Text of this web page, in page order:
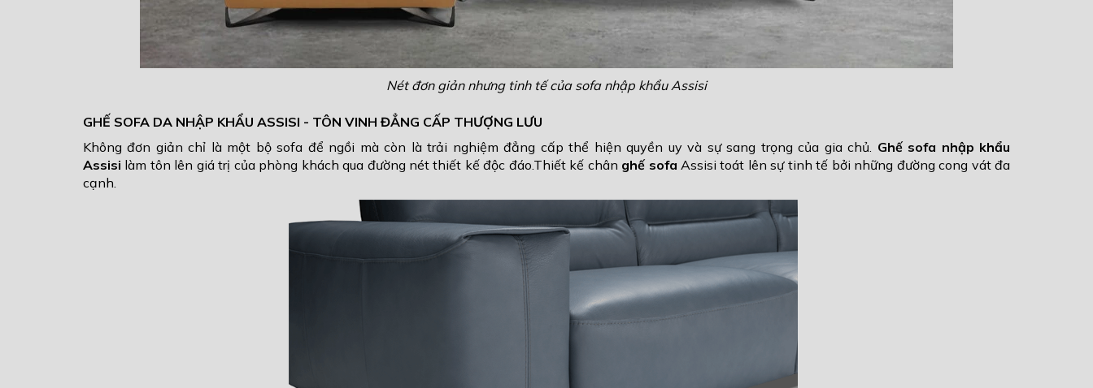
Nét đơn giản nhưng tinh tế của sofa nhập khẩu Assisi
GHẾ SOFA DA NHẬP KHẨU ASSISI - TÔN VINH ĐẲNG CẤP THƯỢNG LƯU
Không đơn giản chỉ là một bộ sofa để ngồi mà còn là trải nghiệm đẳng cấp thể hiện quyền uy và sự sang trọng của gia chủ. Ghế sofa nhập khẩu
Assisi làm tôn lên giá trị của phòng khách qua đường nét thiết kế độc đáo.Thiết kế chân ghế sofa Assisi toát lên sự tinh tế bởi những đường cong vát đa
cạnh.